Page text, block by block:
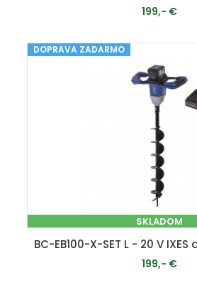
199,- €
PRIDAŤ DO KOŠÍKA
DOPRAVA ZADARMO
SKLADOM
199,- €